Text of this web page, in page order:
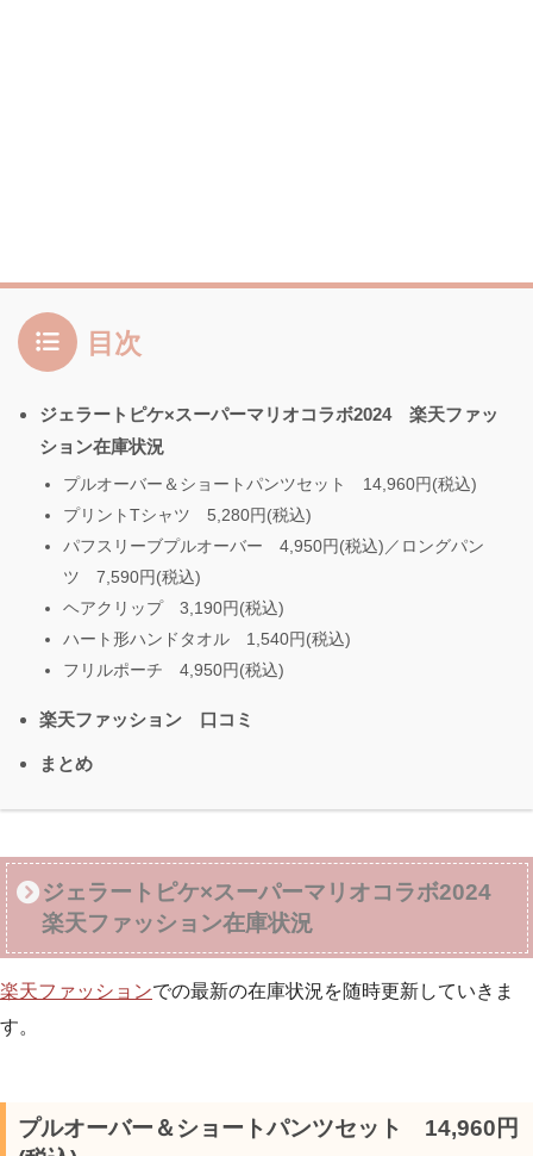
目次
ジェラートピケ×スーパーマリオコラボ2024 楽天ファッ
ション在庫状況
プルオーバー＆ショートパンツセット 14,960円(税込)
プリントTシャツ 5,280円(税込)
パフスリーブプルオーバー 4,950円(税込)／ロングパン
ツ 7,590円(税込)
ヘアクリップ 3,190円(税込)
ハート形ハンドタオル 1,540円(税込)
フリルポーチ 4,950円(税込)
楽天ファッション 口コミ
まとめ
ジェラートピケ×スーパーマリオコラボ2024
楽天ファッション在庫状況
楽天ファッションでの最新の在庫状況を随時更新していきま
す。
プルオーバー＆ショートパンツセット 14,960円